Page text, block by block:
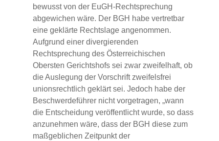
bewusst von der EuGH-Rechtsprechung
abgewichen wäre. Der BGH habe vertretbar
eine geklärte Rechtslage angenommen.
Aufgrund einer divergierenden
Rechtsprechung des Österreichischen
Obersten Gerichtshofs sei zwar zweifelhaft, ob
die Auslegung der Vorschrift zweifelsfrei
unionsrechtlich geklärt sei. Jedoch habe der
Beschwerdeführer nicht vorgetragen, „wann
die Entscheidung veröffentlicht wurde, so dass
anzunehmen wäre, dass der BGH diese zum
maßgeblichen Zeitpunkt der